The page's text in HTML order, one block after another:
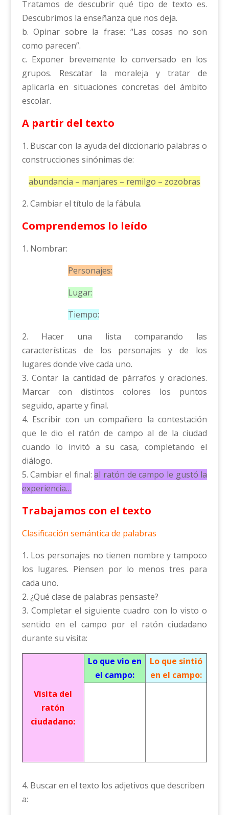
Tratamos de descubrir qué tipo de texto es.
Descubrimos la enseñanza que nos deja.
b. Opinar sobre la frase: “Las cosas no son
como parecen”.
c. Exponer brevemente lo conversado en los
grupos. Rescatar la moraleja y tratar de
aplicarla en situaciones concretas del ámbito
escolar.
A partir del texto
1. Buscar con la ayuda del diccionario palabras o
construcciones sinónimas de:
abundancia – manjares – remilgo – zozobras
2. Cambiar el título de la fábula.
Comprendemos lo leído
1. Nombrar:
Personajes:
Lugar:
Tiempo:
2. Hacer una lista comparando las
características de los personajes y de los
lugares donde vive cada uno.
3. Contar la cantidad de párrafos y oraciones.
Marcar con distintos colores los puntos
seguido, aparte y final.
4. Escribir con un compañero la contestación
que le dio el ratón de campo al de la ciudad
cuando lo invitó a su casa, completando el
diálogo.
5. Cambiar el final:al ratón de campo le gustó la
experiencia…
Trabajamos con el texto
Clasificación semántica de palabras
1. Los personajes no tienen nombre y tampoco
los lugares. Piensen por lo menos tres para
cada uno.
2. ¿Qué clase de palabras pensaste?
3. Completar el siguiente cuadro con lo visto o
sentido en el campo por el ratón ciudadano
durante su visita:
Visita del
ratón
ciudadano:
Lo que vio en
el campo:
Lo que sintió
en el campo:
4. Buscar en el texto los adjetivos que describen
a: